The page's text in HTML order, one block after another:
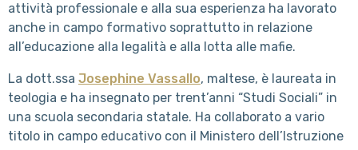
attività professionale e alla sua esperienza ha lavorato
anche in campo formativo soprattutto in relazione
all’educazione alla legalità e alla lotta alle mafie.
La dott.ssa Josephine Vassallo, maltese, è laureata in
teologia e ha insegnato per trent’anni “Studi Sociali” in
una scuola secondaria statale. Ha collaborato a vario
titolo in campo educativo con il Ministero dell’Istruzione